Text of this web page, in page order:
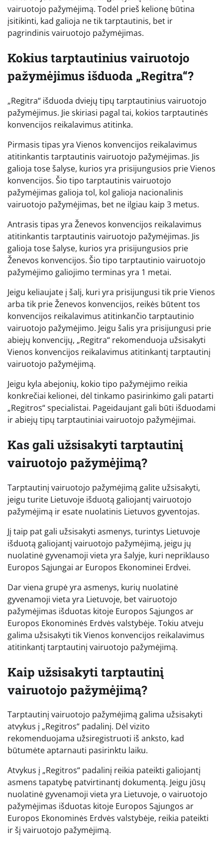
vairuotojo pažymėjimą. Todėl prieš kelionę būtina
įsitikinti, kad galioja ne tik tarptautinis, bet ir
pagrindinis vairuotojo pažymėjimas.
Kokius tarptautinius vairuotojo
pažymėjimus išduoda „Regitra“?
„Regitra“ išduoda dviejų tipų tarptautinius vairuotojo
pažymėjimus. Jie skiriasi pagal tai, kokios tarptautinės
konvencijos reikalavimus atitinka.
Pirmasis tipas yra Vienos konvencijos reikalavimus
atitinkantis tarptautinis vairuotojo pažymėjimas. Jis
galioja tose šalyse, kurios yra prisijungusios prie Vienos
konvencijos. Šio tipo tarptautinis vairuotojo
pažymėjimas galioja tol, kol galioja nacionalinis
vairuotojo pažymėjimas, bet ne ilgiau kaip 3 metus.
Antrasis tipas yra Ženevos konvencijos reikalavimus
atitinkantis tarptautinis vairuotojo pažymėjimas. Jis
galioja tose šalyse, kurios yra prisijungusios prie
Ženevos konvencijos. Šio tipo tarptautinio vairuotojo
pažymėjimo galiojimo terminas yra 1 metai.
Jeigu keliaujate į šalį, kuri yra prisijungusi tik prie Vienos
arba tik prie Ženevos konvencijos, reikės būtent tos
konvencijos reikalavimus atitinkančio tarptautinio
vairuotojo pažymėjimo. Jeigu šalis yra prisijungusi prie
abiejų konvencijų, „Regitra“ rekomenduoja užsisakyti
Vienos konvencijos reikalavimus atitinkantį tarptautinį
vairuotojo pažymėjimą.
Jeigu kyla abejonių, kokio tipo pažymėjimo reikia
konkrečiai kelionei, dėl tinkamo pasirinkimo gali patarti
„Regitros“ specialistai. Pageidaujant gali būti išduodami
ir abiejų tipų tarptautiniai vairuotojo pažymėjimai.
Kas gali užsisakyti tarptautinį
vairuotojo pažymėjimą?
Tarptautinį vairuotojo pažymėjimą galite užsisakyti,
jeigu turite Lietuvoje išduotą galiojantį vairuotojo
pažymėjimą ir esate nuolatinis Lietuvos gyventojas.
Jį taip pat gali užsisakyti asmenys, turintys Lietuvoje
išduotą galiojantį vairuotojo pažymėjimą, jeigu jų
nuolatinė gyvenamoji vieta yra šalyje, kuri nepriklauso
Europos Sąjungai ar Europos Ekonominei Erdvei.
Dar viena grupė yra asmenys, kurių nuolatinė
gyvenamoji vieta yra Lietuvoje, bet vairuotojo
pažymėjimas išduotas kitoje Europos Sąjungos ar
Europos Ekonominės Erdvės valstybėje. Tokiu atveju
galima užsisakyti tik Vienos konvencijos reikalavimus
atitinkantį tarptautinį vairuotojo pažymėjimą.
Kaip užsisakyti tarptautinį
vairuotojo pažymėjimą?
Tarptautinį vairuotojo pažymėjimą galima užsisakyti
atvykus į „Regitros“ padalinį. Dėl vizito
rekomenduojama užsiregistruoti iš anksto, kad
būtumėte aptarnauti pasirinktu laiku.
Atvykus į „Regitros“ padalinį reikia pateikti galiojantį
asmens tapatybę patvirtinantį dokumentą. Jeigu jūsų
nuolatinė gyvenamoji vieta yra Lietuvoje, o vairuotojo
pažymėjimas išduotas kitoje Europos Sąjungos ar
Europos Ekonominės Erdvės valstybėje, reikia pateikti
ir šį vairuotojo pažymėjimą.